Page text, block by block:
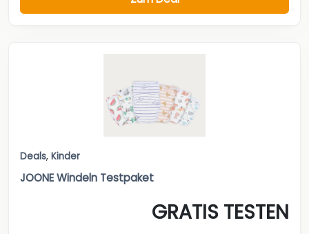
Deals, Kinder
JOONE Windeln Testpaket
GRATIS TESTEN